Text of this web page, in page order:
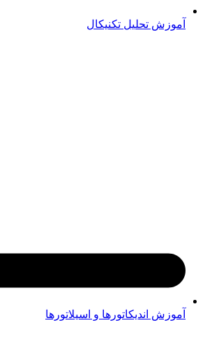
آموزش تحلیل تکنیکال
آموزش اندیکاتورها و اسیلاتورها